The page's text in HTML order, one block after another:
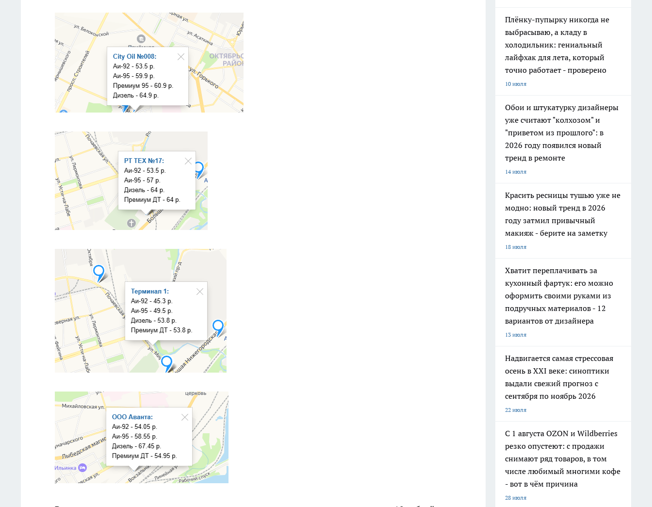
Плёнку-пупырку никогда не
выбрасываю, а кладу в
холодильник: гениальный
лайфхак для лета, который
точно работает - проверено
10 июля
Обои и штукатурку дизайнеры
уже считают "колхозом" и
"приветом из прошлого": в
2026 году появился новый
тренд в ремонте
14 июля
Красить ресницы тушью уже не
модно: новый тренд в 2026
году затмил привычный
макияж - берите на заметку
18 июля
Хватит переплачивать за
кухонный фартук: его можно
оформить своими руками из
подручных материалов - 12
вариантов от дизайнера
13 июля
Надвигается самая стрессовая
осень в XXI веке: синоптики
выдали свежий прогноз с
сентября по ноябрь 2026
22 июля
С 1 августа OZON и Wildberries
резко опустеют: с продажи
снимают ряд товаров, в том
числе любимый многими кофе
- вот в чём причина
28 июля